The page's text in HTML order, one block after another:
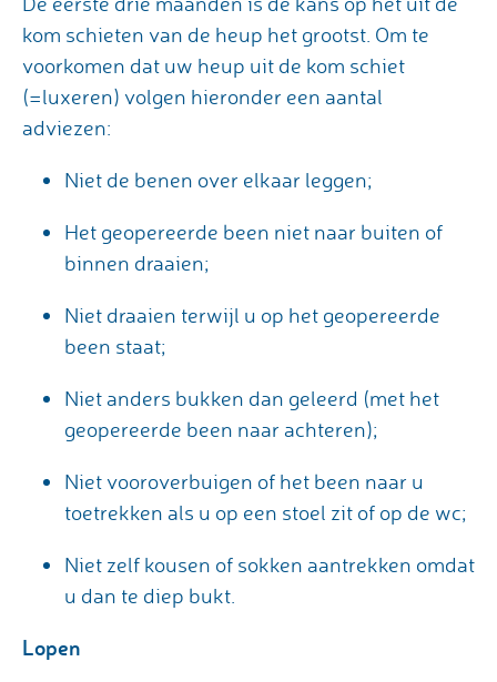
kom schieten van de heup het grootst. Om te
voorkomen dat uw heup uit de kom schiet
(=luxeren) volgen hieronder een aantal
adviezen:
Niet de benen over elkaar leggen;
Het geopereerde been niet naar buiten of
binnen draaien;
Niet draaien terwijl u op het geopereerde
been staat;
Niet anders bukken dan geleerd (met het
geopereerde been naar achteren);
Niet vooroverbuigen of het been naar u
toetrekken als u op een stoel zit of op de wc;
Niet zelf kousen of sokken aantrekken omdat
u dan te diep bukt.
Lopen